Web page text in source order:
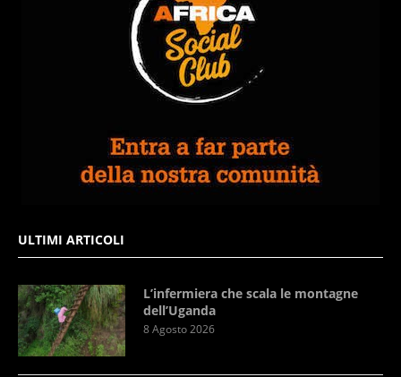
ULTIMI ARTICOLI
L’infermiera che scala le montagne
dell’Uganda
8 Agosto 2026